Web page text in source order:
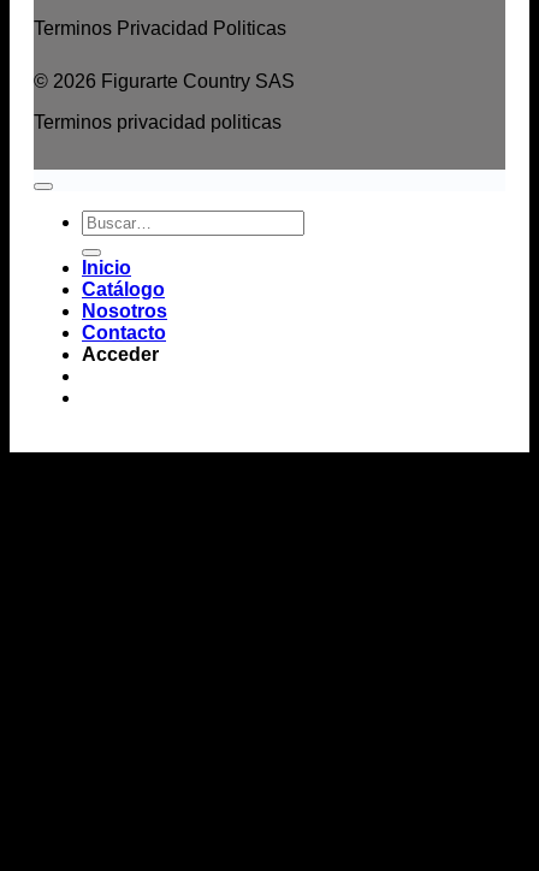
Terminos Privacidad Politicas
© 2026 Figurarte Country SAS
Terminos privacidad politicas
Buscar
por:
Inicio
Catálogo
Nosotros
Contacto
Acceder